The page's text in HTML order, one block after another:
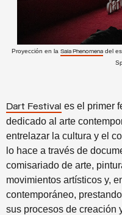
Proyección en la Sala Phenomena del
Dart Festival es el primer
dedicado al arte
entrelazar la cultura y el
lo hace a través de
comisariado de arte,
movimientos artísticos y,
contemporáneo,
sus procesos de creación